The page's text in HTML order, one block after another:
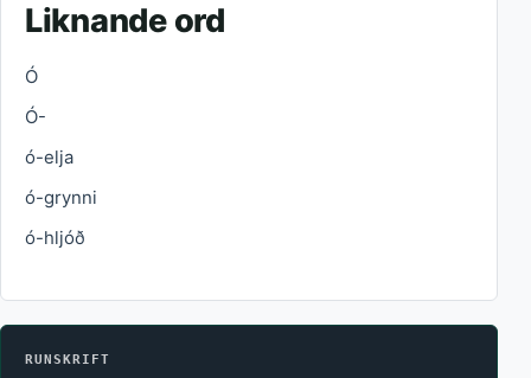
Liknande ord
Ó
Ó-
ó-elja
ó-grynni
ó-hljóð
RUNSKRIFT